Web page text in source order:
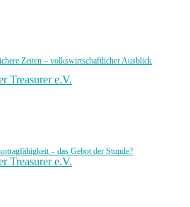
Zeiten – volkswirtschaftlicher Ausblick
Treasurer e.V.
– das Gebot der Stunde?
Treasurer e.V.